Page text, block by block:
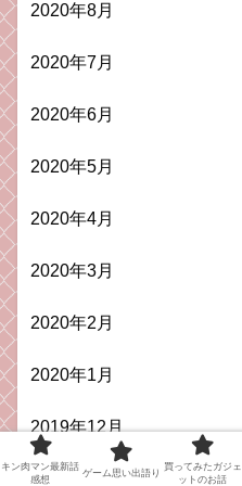
2020年8月
2020年7月
2020年6月
2020年5月
2020年4月
2020年3月
2020年2月
2020年1月
2019年12月
2019年11月
キン肉マン最新話
感想
ゲーム思い出語り
買ってみたガジェ
ットのお話